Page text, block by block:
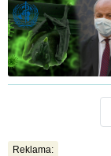
Reklama: